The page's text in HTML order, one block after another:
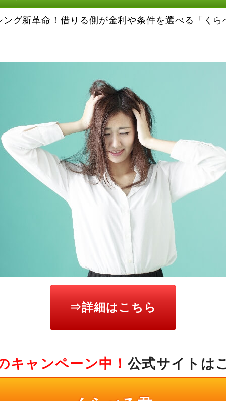
ング新革命！借りる側が金利や条件を選べる「くら
⇒詳細はこちら
キャンペーン中！ 公式サイトは